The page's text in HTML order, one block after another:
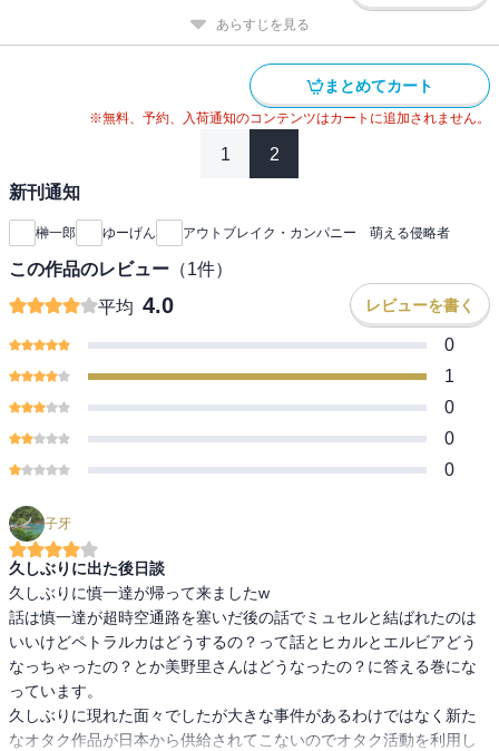
あらすじを見る
まとめてカート
※無料、予約、入荷通知のコンテンツはカートに追加されません。
1 2
新刊通知
榊一郎 ゆーげん アウトブレイク・カンパニー 萌える侵略者
この作品のレビュー （1件）
平均 4.0 レビューを書く
0
1
0
0
0
子牙
久しぶりに出た後日談
久しぶりに慎一達が帰って来ましたw
話は慎一達が超時空通路を塞いだ後の話でミュセルと結ばれたのは
いいけどペトラルカはどうするの？って話とヒカルとエルビアどう
なっちゃったの？とか美野里さんはどうなったの？に答える巻にな
っています。
久しぶりに現れた面々でしたが大きな事件があるわけではなく新た
なオタク作品が日本から供給されてこないのでオタク活動を利用し